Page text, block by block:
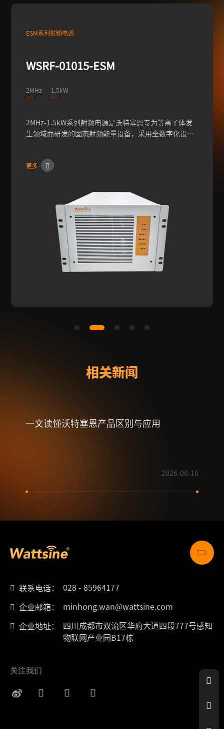
ESM系列射频电源
WSRF-01015-ESM
2MHz 1.5kW
2MHz-1.5kW系列射频电源是沃特塞恩专为等离子体发
生领域而研发的固态射频能量设备，采用全数字化设
需求。
更多
相关新闻
一文读懂沃特塞恩产品区别与应用
2026-06-16
联系电话：
028 - 85964177
企业邮箱：
minhong.wan@wattsine.com
企业地址：
四川成都市双流区华府大道四段777号感知
物联网产业园B17栋
关注我们